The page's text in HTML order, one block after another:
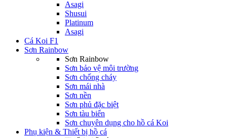
Asagi
Shusui
Platinum
Asagi
Cá Koi F1
Sơn Rainbow
Sơn Rainbow
Sơn bảo vệ môi trường
Sơn chống cháy
Sơn mái nhà
Sơn nền
Sơn phủ đặc biệt
Sơn tàu biển
Sơn chuyên dụng cho hồ cá Koi
Phụ kiện & Thiết bị hồ cá